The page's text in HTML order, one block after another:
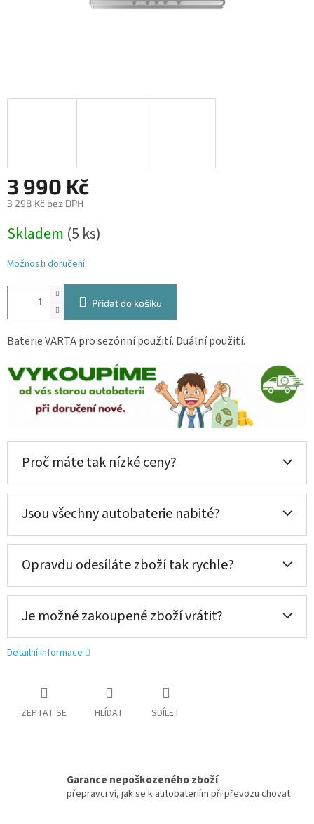
3 990 Kč
3 298 Kč bez DPH
cena:
Skladem (5 ks)
Možnosti doručení
Přidat do košíku
Baterie VARTA pro sezónní použití. Duální použití.
Proč máte tak nízké ceny?
Jsou všechny autobaterie nabité?
Opravdu odesíláte zboží tak rychle?
Je možné zakoupené zboží vrátit?
Detailní informace
ZEPTAT SE HLÍDAT SDÍLET
Garance nepoškozeného zboží
přepravci ví, jak se k autobateriím při převozu chovat